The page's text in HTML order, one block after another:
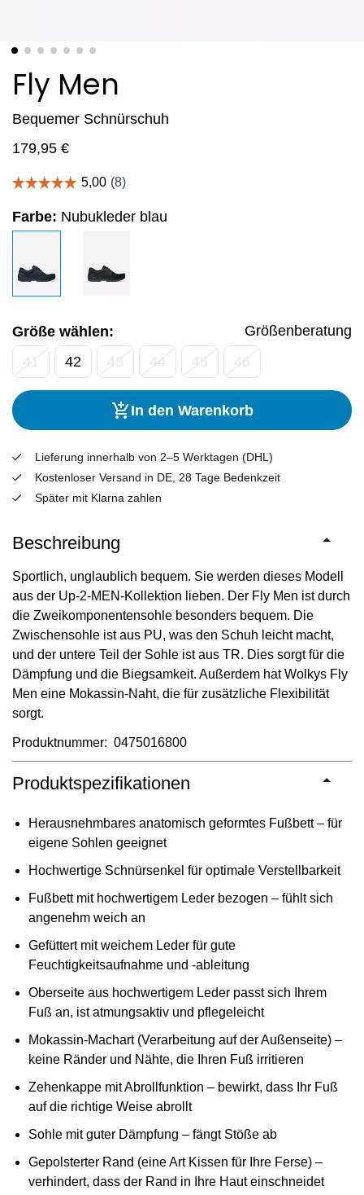
Fly Men
Bequemer Schnürschuh
179,95 €
Farbe: Nubukleder blau
Größe wählen:
Größenberatung
41
42 43 44 45 46
In den Warenkorb
Lieferung innerhalb von 2–5 Werktagen (DHL)
Kostenloser Versand in DE, 28 Tage Bedenkzeit
Später mit Klarna zahlen
Beschreibung
Sportlich, unglaublich bequem. Sie werden dieses Modell
aus der Up-2-MEN-Kollektion lieben. Der Fly Men ist durch
die Zweikomponentensohle besonders bequem. Die
Zwischensohle ist aus PU, was den Schuh leicht macht,
und der untere Teil der Sohle ist aus TR. Dies sorgt für die
Dämpfung und die Biegsamkeit. Außerdem hat Wolkys Fly
Men eine Mokassin-Naht, die für zusätzliche Flexibilität
sorgt.
Produktnummer: 0475016800
Produktspezifikationen
Herausnehmbares anatomisch geformtes Fußbett – für
eigene Sohlen geeignet
Hochwertige Schnürsenkel für optimale Verstellbarkeit
Fußbett mit hochwertigem Leder bezogen – fühlt sich
angenehm weich an
Gefüttert mit weichem Leder für gute
Feuchtigkeitsaufnahme und -ableitung
Oberseite aus hochwertigem Leder passt sich Ihrem
Fuß an, ist atmungsaktiv und pflegeleicht
Mokassin-Machart (Verarbeitung auf der Außenseite) –
keine Ränder und Nähte, die Ihren Fuß irritieren
Zehenkappe mit Abrollfunktion – bewirkt, dass Ihr Fuß
auf die richtige Weise abrollt
Sohle mit guter Dämpfung – fängt Stöße ab
Gepolsterter Rand (eine Art Kissen für Ihre Ferse) –
verhindert, dass der Rand in Ihre Haut einschneidet